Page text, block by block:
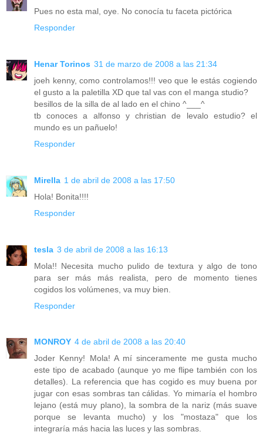
Pues no esta mal, oye. No conocía tu faceta pictórica
Responder
Henar Torinos 31 de marzo de 2008 a las 21:34
joeh kenny, como controlamos!!! veo que le estás cogiendo
el gusto a la paletilla XD que tal vas con el manga studio?
besillos de la silla de al lado en el chino ^___^
tb conoces a alfonso y christian de levalo estudio? el
mundo es un pañuelo!
Responder
Mirella 1 de abril de 2008 a las 17:50
Hola! Bonita!!!!
Responder
tesla 3 de abril de 2008 a las 16:13
Mola!! Necesita mucho pulido de textura y algo de tono
para ser más más realista, pero de momento tienes
cogidos los volúmenes, va muy bien.
Responder
MONROY 4 de abril de 2008 a las 20:40
Joder Kenny! Mola! A mí sinceramente me gusta mucho
este tipo de acabado (aunque yo me flipe también con los
detalles). La referencia que has cogido es muy buena por
jugar con esas sombras tan cálidas. Yo mimaría el hombro
lejano (está muy plano), la sombra de la nariz (más suave
porque se levanta mucho) y los "mostaza" que los
integraría más hacia las luces y las sombras.